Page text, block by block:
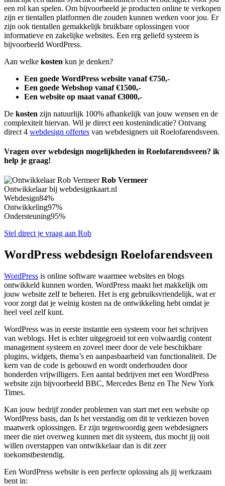
een rol kan spelen. Om bijvoorbeeld je producten online te verkopen
zijn er tientallen platformen die zouden kunnen werken voor jou. Er
zijn ook tientallen gemakkelijk bruikbare oplossingen voor
informatieve en zakelijke websites. Een erg geliefd systeem is
bijvoorbeeld WordPress.
Aan welke kosten kun je denken?
Een goede WordPress website vanaf €750,-
Een goede Webshop vanaf €1500,-
Een website op maat vanaf €3000,-
De kosten zijn natuurlijk 100% afhankelijk van jouw wensen en de
complexiteit hiervan. Wil je direct een kostenindicatie? Ontvang
direct 4 webdesign offertes van webdesigners uit Roelofarendsveen.
Vragen over webdesign mogelijkheden in Roelofarendsveen? ik
help je graag!
Rob Vermeer
Ontwikkelaar bij webdesignkaart.nl
Webdesign84%
Ontwikkeling97%
Ondersteuning95%
Stel direct je vraag aan Rob
WordPress webdesign Roelofarendsveen
WordPress is online software waarmee websites en blogs
ontwikkeld kunnen worden. WordPress maakt het makkelijk om
jouw website zelf te beheren. Het is erg gebruiksvriendelijk, wat er
voor zorgt dat je weinig kosten na de ontwikkeling hebt omdat je
heel veel zelf kunt.
WordPress was in eerste instantie een systeem voor het schrijven
van weblogs. Het is echter uitgegroeid tot een volwaardig content
management systeem en zoveel meer door de vele beschikbare
plugins, widgets, thema’s en aanpasbaarheid van functionaliteit. De
kern van de code is gebouwd en wordt onderhouden door
honderden vrijwilligers. Een aantal bedrijven met een WordPress
website zijn bijvoorbeeld BBC, Mercedes Benz en The New York
Times.
Kan jouw bedrijf zonder problemen van start met een website op
WordPress basis, dan Is het verstandig om dit te verkiezen boven
maatwerk oplossingen. Er zijn tegenwoordig geen webdesigners
meer die niet overweg kunnen met dit systeem, dus mocht jij ooit
willen overstappen van ontwikkelaar dan is dit zeer
toekomstbestendig.
Een WordPress website is een perfecte oplossing als jij werkzaam
bent in: